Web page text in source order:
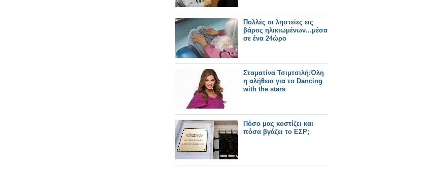
Πολλές οι ληστείες εις
βάρος ηλικιωμένων...μέσα
σε ένα 24ώρο
Σταματίνα Τσιμτσιλή:Όλη
η αλήθεια για το Dancing
with the stars
Πόσο μας κοστίζει και
πόσα βγάζει το ΕΣΡ;